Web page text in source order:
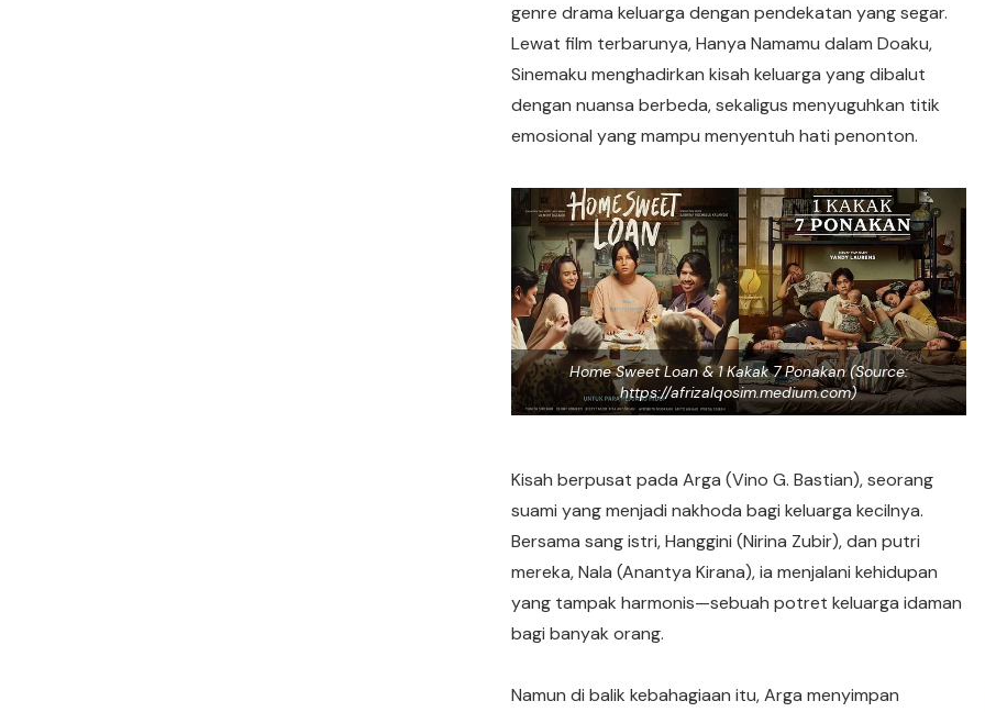
genre drama keluarga dengan pendekatan yang segar.
Lewat film terbarunya, Hanya Namamu dalam Doaku,
Sinemaku menghadirkan kisah keluarga yang dibalut
dengan nuansa berbeda, sekaligus menyuguhkan titik
emosional yang mampu menyentuh hati penonton.
Home Sweet Loan & 1 Kakak 7 Ponakan (Source:
https://afrizalqosim.medium.com)
Kisah berpusat pada Arga (Vino G. Bastian), seorang
suami yang menjadi nakhoda bagi keluarga kecilnya.
Bersama sang istri, Hanggini (Nirina Zubir), dan putri
mereka, Nala (Anantya Kirana), ia menjalani kehidupan
yang tampak harmonis—sebuah potret keluarga idaman
bagi banyak orang.
Namun di balik kebahagiaan itu, Arga menyimpan